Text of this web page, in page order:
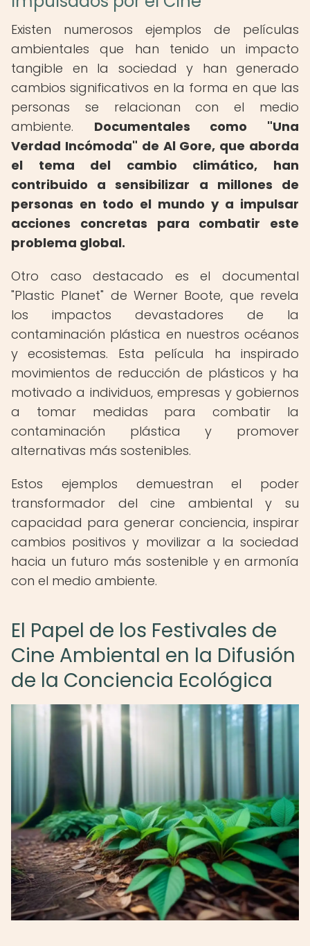
Existen numerosos ejemplos de películas
ambientales que han tenido un impacto
tangible en la sociedad y han generado
cambios significativos en la forma en que las
personas se relacionan con el medio
ambiente. Documentales como "Una
Verdad Incómoda" de Al Gore, que aborda
el tema del cambio climático, han
contribuido a sensibilizar a millones de
personas en todo el mundo y a impulsar
acciones concretas para combatir este
problema global.
Otro caso destacado es el documental
"Plastic Planet" de Werner Boote, que revela
los impactos devastadores de la
contaminación plástica en nuestros océanos
y ecosistemas. Esta película ha inspirado
movimientos de reducción de plásticos y ha
motivado a individuos, empresas y gobiernos
a tomar medidas para combatir la
contaminación plástica y promover
alternativas más sostenibles.
Estos ejemplos demuestran el poder
transformador del cine ambiental y su
capacidad para generar conciencia, inspirar
cambios positivos y movilizar a la sociedad
hacia un futuro más sostenible y en armonía
con el medio ambiente.
El Papel de los Festivales de
Cine Ambiental en la Difusión
de la Conciencia Ecológica